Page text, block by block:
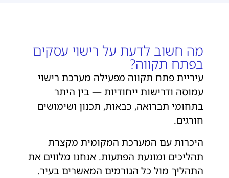
מה חשוב לדעת על רישוי עסקים
בפתח תקווה?
עיריית פתח תקווה מפעילה מערכת רישוי
עמוסה ודרישות ייחודיות — בין היתר
בתחומי תברואה, כבאות, תכנון ושימושים
חורגים.
היכרות עם המערכת המקומית מקצרת
תהליכים ומונעת הפתעות. אנחנו מלווים את
התהליך מול כל הגורמים המאשרים בעיר.